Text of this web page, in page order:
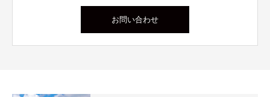
お問い合わせ